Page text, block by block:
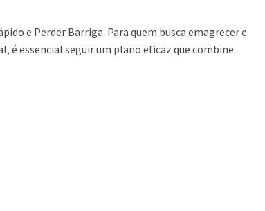
e Perder Barriga. Para quem busca emagrecer e
é essencial seguir um plano eficaz que combine...